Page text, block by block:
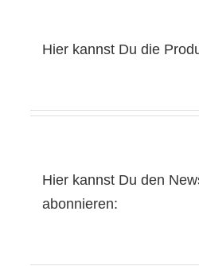
Hier kannst Du die
Hier kannst Du den
abonnieren: